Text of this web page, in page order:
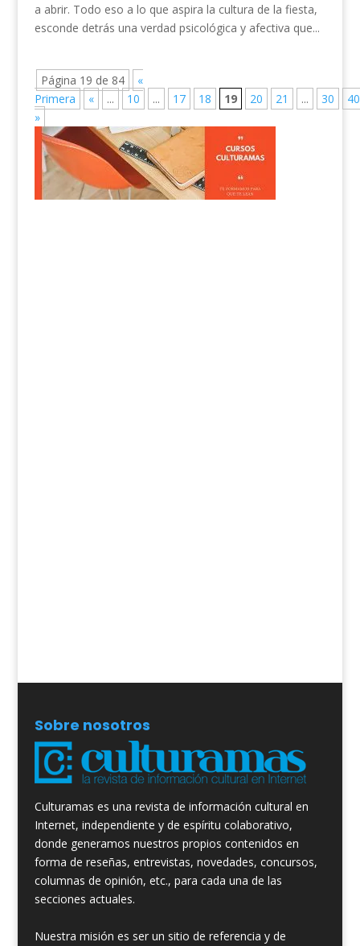
a abrir. Todo eso a lo que aspira la cultura de la fiesta,
esconde detrás una verdad psicológica y afectiva que...
Página 19 de 84
«
Primera
« ... 10 ... 17 18 19 20 21 ... 30
40
»
Sobre nosotros
Culturamas es una revista de información cultural en
Internet, independiente y de espíritu colaborativo,
donde generamos nuestros propios contenidos en
forma de reseñas, entrevistas, novedades, concursos,
columnas de opinión, etc., para cada una de las
secciones actuales.
Nuestra misión es ser un sitio de referencia y de